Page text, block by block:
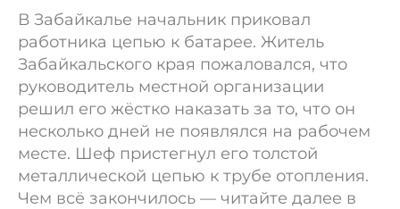
В Забайкалье начальник приковал
работника цепью к батарее. Житель
Забайкальского края пожаловался, что
руководитель местной организации
решил его жёстко наказать за то, что он
несколько дней не появлялся на рабочем
месте. Шеф пристегнул его толстой
металлической цепью к трубе отопления.
Чем всё закончилось — читайте далее в